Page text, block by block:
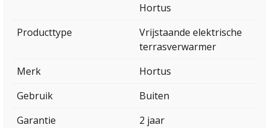
Hortus
Producttype
Vrijstaande elektrische
terrasverwarmer
Merk
Hortus
Gebruik
Buiten
Garantie
2 jaar